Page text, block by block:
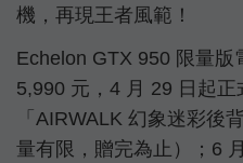
機，再現王者風範！
Echelon GTX 950 限量版
5,990 元，4 月 29 日起正
「AIRWALK 幻象迷彩後
量有限，贈完為止）；6